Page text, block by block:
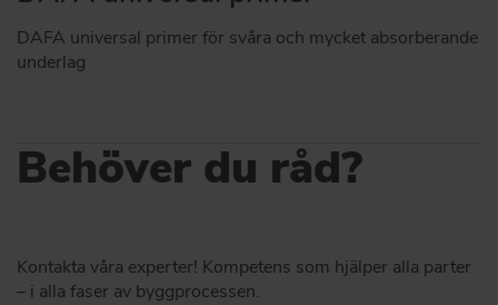
DAFA universal primer för svåra och mycket absorberande
underlag
Behöver du råd?
Kontakta våra experter! Kompetens som hjälper alla parter
– i alla faser av byggprocessen.